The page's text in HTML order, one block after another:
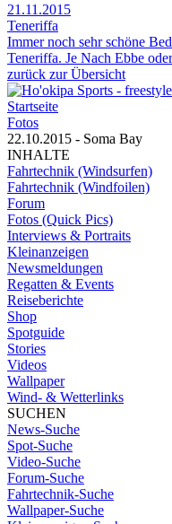
21.11.2015
Teneriffa
Immer noch sehr schöne
Teneriffa. Je Nach Ebbe
zurück zur Übersicht
Startseite
Fotos
22.10.2015 - Soma Bay
INHALTE
Fahrtechnik (Windsurfen)
Fahrtechnik (Windfoilen)
Forum
Fotos (Quick Pics)
Interviews & Portraits
Kleinanzeigen
Newsmeldungen
Regatten & Events
Reiseberichte
Shop
Spotguide
Stories
Videos
Wallpaper
Wind- & Wetterlinks
SUCHEN
News-Suche
Spot-Suche
Video-Suche
Forum-Suche
Fahrtechnik-Suche
Wallpaper-Suche